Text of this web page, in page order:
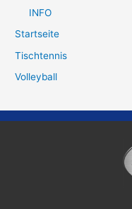
INFO
Startseite
Tischtennis
Volleyball